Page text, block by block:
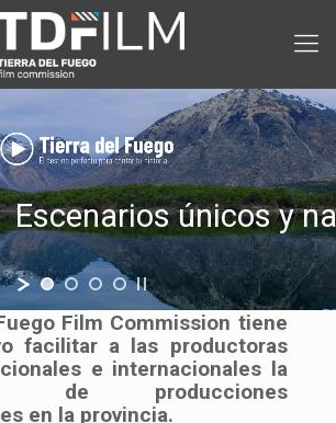
Escenarios únicos y
Film Commission tiene
facilitar a las productoras
e internacionales la
de producciones
en la provincia.